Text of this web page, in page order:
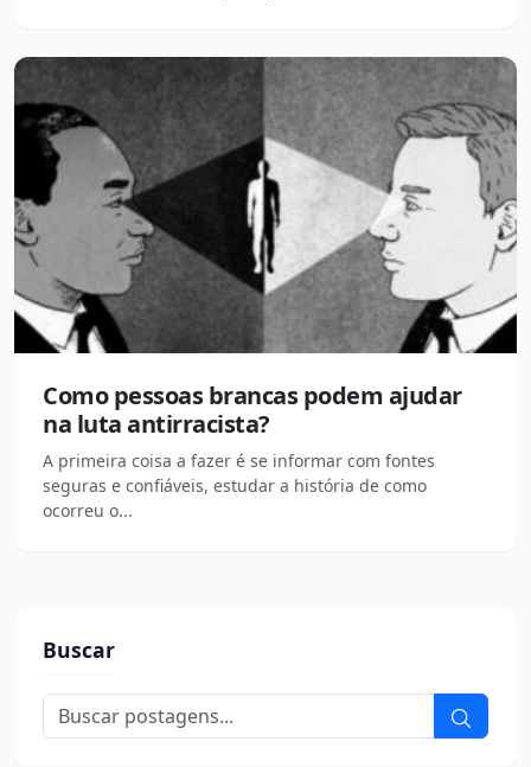
Como pessoas brancas podem ajudar
na luta antirracista?
A primeira coisa a fazer é se informar com fontes
seguras e confiáveis, estudar a história de como
ocorreu o...
Buscar